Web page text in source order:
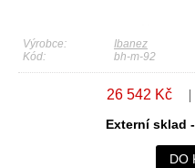
Výrobce:
Ibanez
Kód:
bh-m-92
26 542 Kč
Externí sklad
DO